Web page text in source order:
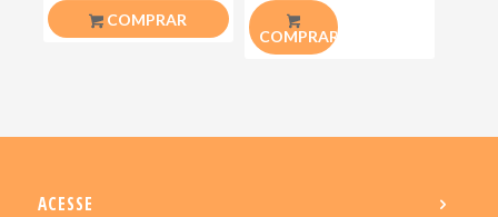
COMPRAR
COMPRAR
ACESSE